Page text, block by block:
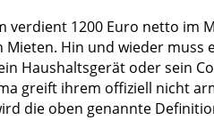
verdient 1200 Euro netto im
Mieten. Hin und wieder
Haushaltsgerät oder sein
greift ihrem offiziell nicht
die oben genannte